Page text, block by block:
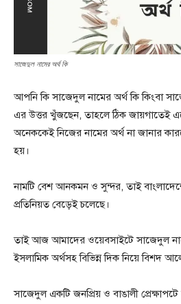
সাজেদুল নামের অর্থ কি
আপনি কি সাজেদুল নামের অর্থ কি কিংবা
এর উত্তর খুঁজছেন, তাহলে ঠিক জায়গাতেই
অনেককেই নিজের নামের অর্থ না জানার
হয়।
নামটি বেশ আনকমন ও সুন্দর, তাই
প্রতিনিয়ত বেড়েই চলেছে।
তাই আজ আমাদের ওয়েবসাইটে সাজেদুল
ইসলামিক অর্থসহ বিভিন্ন দিক নিয়ে বিশদ
সাজেদুল একটি জনপ্রিয় ও বাঙালী